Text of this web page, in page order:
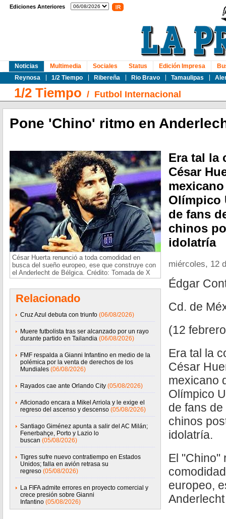
Ediciones Anteriores
Noticias
Reynosa
1/2 Tiempo Ribereña Rio Bravo Tamaulipas
Multimedia Sociales Status Edición Impresa
1/2 Tiempo / Futbol Internacional
Pone 'Chino' ritmo en
César Huerta renunció a toda comodidad en
busca del sueño europeo, ese que construye con
el Anderlecht de Bélgica. Crédito: Tomada de X
Relacionado
Cruz Azul debuta con triunfo (06/08/2026)
Muere futbolista tras ser alcanzado por un rayo
durante partido en Tailandia (06/08/2026)
FMF respalda a Gianni Infantino en medio de la
polémica por la venta de derechos de los
Mundiales (06/08/2026)
Rayados cae ante Orlando City (05/08/2026)
Aficionado encara a Mikel Arriola y le exige el
regreso del ascenso y descenso (05/08/2026)
Santiago Giménez apunta a salir del AC Milán;
Fenerbahçe, Porto y Lazio lo
buscan (05/08/2026)
Tigres sufre nuevo contratiempo en Estados
Unidos; falla en avión retrasa su
regreso (05/08/2026)
La FIFA admite errores en proyecto comercial y
crece presión sobre Gianni
Infantino (05/08/2026)
Era tal la
César
Olímpico
de fans
chinos
idolatría
miércoles, 12
Édgar
Cd. de
(12
Era tal la
César
mexicano
Olímpico
de fans
chinos
idolatría.
El "Chino"
europeo,